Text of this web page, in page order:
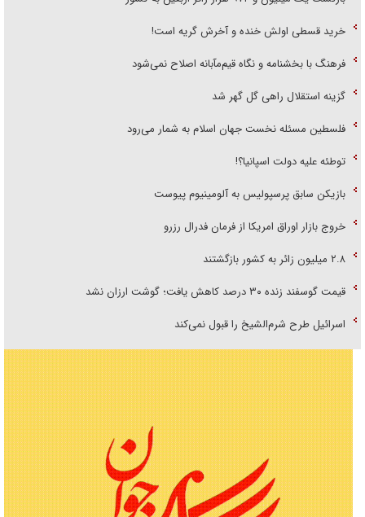
خرید قسطی اولش خنده و آخرش گریه است!
فرهنگ با بخشنامه و نگاه قیم‌مآبانه اصلاح نمی‌شود
گزینه استقلال راهی گل گهر شد
فلسطین مسئله نخست جهان اسلام به شمار می‌رود
توطئه علیه دولت اسپانیا؟!
بازیکن سابق پرسپولیس به آلومینیوم پیوست
خروج بازار اوراق امریکا از فرمان فدرال رزرو
۲.۸ میلیون زائر به کشور بازگشتند
قیمت گوسفند زنده ۳۰ درصد کاهش یافت؛ گوشت ارزان نشد
اسرائیل طرح شرم‌الشیخ را قبول نمی‌کند